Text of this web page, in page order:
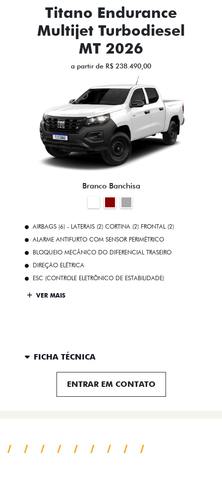
Titano Endurance
Multijet Turbodiesel
MT 2026
a partir de R$ 238.490,00
Branco Banchisa
AIRBAGS (6) - LATERAIS (2) CORTINA (2) FRONTAL (2)
ALARME ANTIFURTO COM SENSOR PERIMÉTRICO
BLOQUEIO MECÂNICO DO DIFERENCIAL TRASEIRO
DIREÇÃO ELÉTRICA
ESC (CONTROLE ELETRÔNICO DE ESTABILIDADE)
VER MAIS
FICHA TÉCNICA
ENTRAR EM CONTATO